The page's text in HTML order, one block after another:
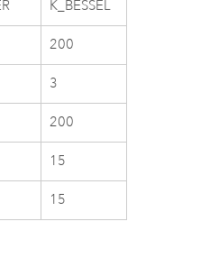
K_BESSEL
200
3
200
15
15